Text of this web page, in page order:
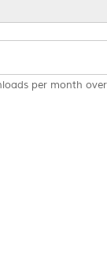
per month